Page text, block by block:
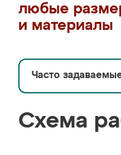
любые
и материалы
Часто
Схема